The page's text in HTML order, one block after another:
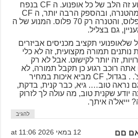
כפיר, המנוע זה הלב של כל אופנוע. ה CF בנפח
קצת יותר מהטנרה, ובהספק הרבה יותר, ה CF
מוציא 90 פלוס, והטנרה רק 70 פלוס. המנוע של ה
שלאופנועי תקציב מכניסים אביזרים
תמורה מקצועית, זה לא כלי
זה יותר לקישוט. אבל לא רק
אתה רוכב רגוע כן תקבל תמורה, לא
צריך קלאצ'. . בגדול, CF מביא איכות במחיר
נראה טוב…. גיא, כבר קנית, בדקת,
שקנית טוב, מה עולה לך לזרוק
יייאל'ה איתך.
להגיב
םם 12 במאי 2026 at 11:06